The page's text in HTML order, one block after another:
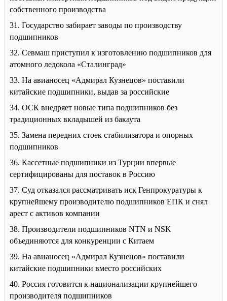
собственного производства
31. Государство забирает заводы по производству
подшипников
32. Севмаш приступил к изготовлению подшипников для
атомного ледокола «Сталинград»
33. На авианосец «Адмирал Кузнецов» поставили
китайские подшипники, выдав за российские
34. ОСК внедряет новые типа подшипников без
традиционных вкладышей из бакаута
35. Замена передних стоек стабилизатора и опорных
подшипников
36. Кассетные подшипники из Турции впервые
сертифицированы для поставок в Россию
37. Суд отказался рассматривать иск Генпрокуратуры к
крупнейшему производителю подшипников ЕПК и снял
арест с активов компании
38. Производители подшипников NTN и NSK
объединяются для конкуренции с Китаем
39. На авианосец «Адмирал Кузнецов» поставили
китайские подшипники вместо российских
40. Россия готовится к национализации крупнейшего
производителя подшипников